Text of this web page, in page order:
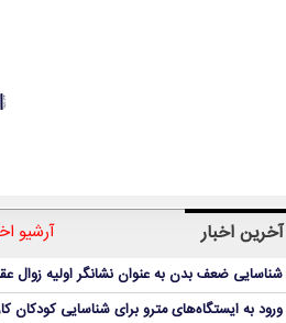
آخرین اخبار آرشیو
شناسایی ضعف بدن به عنوان نشانگر اولیه زوال
ورود به ایستگاه‌های مترو برای شناسایی کودکان